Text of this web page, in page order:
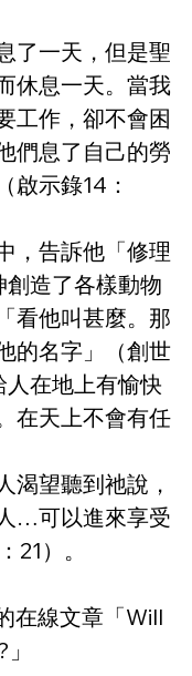
了一天，但是聖
休息一天。當我
工作，卻不會困
們息了自己的勞
啟示錄14：
，告訴他「修理
造了各樣動物
看他叫甚麼。那
的名字」（創世
在地上有愉快
在天上不會有任
渴望聽到祂說，
…可以進來享受
21）。
在線文章「Will